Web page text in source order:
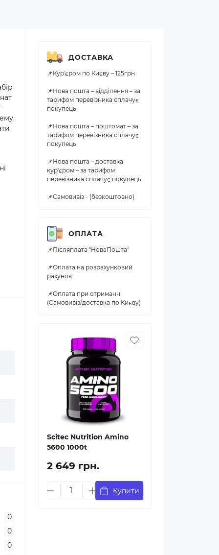
0
0
0
ДОСТАВКА
📌Кур'єром по Києву – 125грн
📌Нова пошта – відділення – за
тарифом перевізника сплачує
покупець
📌Нова пошта – поштомат – за
тарифом перевізника сплачує
покупець
📌Нова пошта – доставка
кур'єром – за тарифом
перевізника сплачує покупець
📌Самовивіз - (безкоштовно)
ОПЛАТА
📌Післяплата "НоваПошта"
📌Оплата на розрахунковий
рахунок
📌Оплата при отриманні
(Самовивіз/доставка по Києву)
Scitec Nutrition Amino
5600 1000t
2 649 грн.
Купити